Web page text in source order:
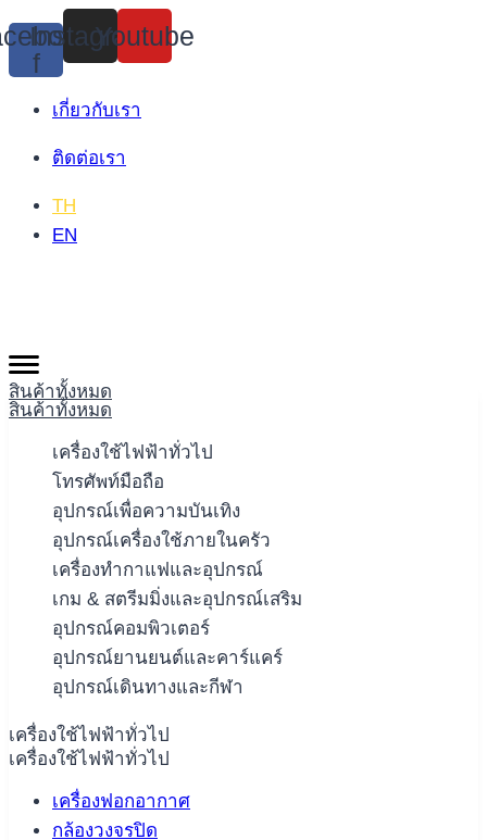
Skip
to
content
f
Instagram
Youtube
เกี่ยวกับเรา
ติดต่อเรา
TH
EN
สินค้าทั้งหมด
สินค้าทั้งหมด
เครื่องใช้ไฟฟ้าทั่วไป
โทรศัพท์มือถือ
อุปกรณ์เพื่อความบันเทิง
อุปกรณ์เครื่องใช้ภายในครัว
เครื่องทำกาแฟและอุปกรณ์
เกม & สตรีมมิ่งและอุปกรณ์เสริม
อุปกรณ์คอมพิวเตอร์
อุปกรณ์ยานยนต์และคาร์แคร์
อุปกรณ์เดินทางและกีฬา
เครื่องใช้ไฟฟ้าทั่วไป
เครื่องใช้ไฟฟ้าทั่วไป
เครื่องฟอกอากาศ
กล้องวงจรปิด